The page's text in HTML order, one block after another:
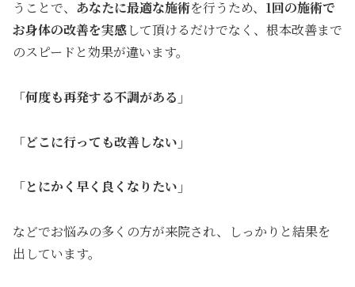
うことで、 あなたに最適な施術を行うため、 1回の施術で
お身体の改善を実感して頂けるだけでなく、根本改善まで
のスピードと効果が違います。
「何度も再発する不調がある」
「どこに行っても改善しない」
「とにかく早く良くなりたい」
などでお悩みの多くの方が来院され、しっかりと結果を
出しています。